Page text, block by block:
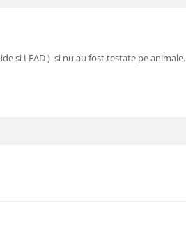
si LEAD ) si nu au fost testate pe animale.